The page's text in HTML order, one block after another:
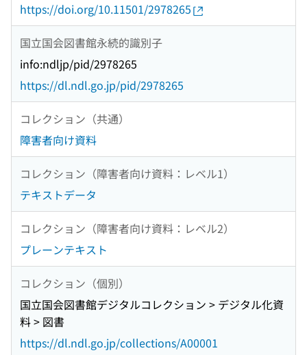
https://doi.org/10.11501/2978265
国立国会図書館永続的識別子
info:ndljp/pid/2978265
https://dl.ndl.go.jp/pid/2978265
コレクション（共通）
障害者向け資料
コレクション（障害者向け資料：レベル1）
テキストデータ
コレクション（障害者向け資料：レベル2）
プレーンテキスト
コレクション（個別）
国立国会図書館デジタルコレクション > デジタル化資
料 > 図書
https://dl.ndl.go.jp/collections/A00001